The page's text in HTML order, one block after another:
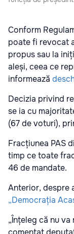
Conform
poate fi revocat
propus sau la
aleși, ceea ce
informează
Decizia privind
se ia cu
(67 de voturi),
Fracțiunea PAS
timp ce toate
46 de mandate.
Anterior, despre
„Democrația
„Înțeleg că nu